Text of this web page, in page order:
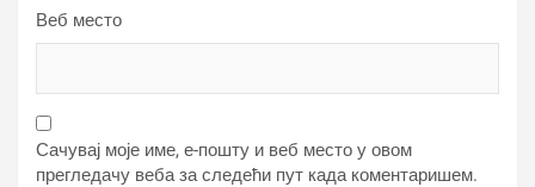
Веб место
Сачувај моје име, е-пошту и веб место у овом
прегледачу веба за следећи пут када коментаришем.